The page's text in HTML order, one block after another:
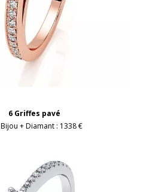
6 Griffes pavé
+ Diamant : 1338 €